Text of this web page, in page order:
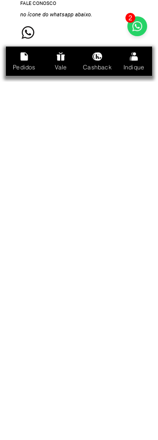
FALE CONOSCO
no ícone do whatsapp abaixo.
Pedidos Vale Cashback Indique
2